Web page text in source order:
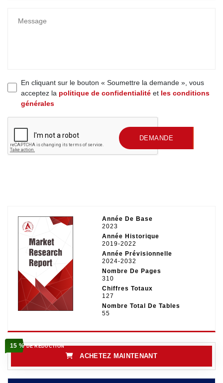
En cliquant sur le bouton « Soumettre la demande », vous
acceptez la politique de confidentialité et les conditions
générales
SOUMETTRE UNE DEMANDE
Année De Base
2023
Année Historique
2019-2022
Année Prévisionnelle
2024-2032
Nombre De Pages
310
Chiffres Totaux
127
Nombre Total De Tables
55
15 %DE RÉDUCTION
ACHETEZ MAINTENANT